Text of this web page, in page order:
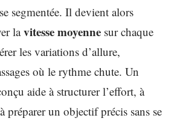
segmentée. Il devient alors
lavitesse moyenne sur chaque
les variations d’allure,
où le rythme chute. Un
aide à structurer l’effort, à
préparer un objectif précis sans se